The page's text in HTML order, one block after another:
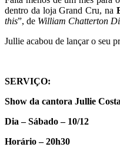
dentro da loja Grand Cru, na
this”, de William Chatterton
Jullie acabou de lançar o seu
SERVIÇO:
Show da cantora Jullie Costa
Dia – Sábado – 10/12
Horário – 20h30